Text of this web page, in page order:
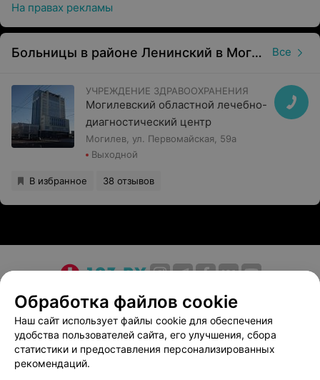
На правах рекламы
Больницы в районе Ленинский в Могилеве Все
УЧРЕЖДЕНИЕ ЗДРАВООХРАНЕНИЯ
Могилевский областной лечебно-
диагностический центр
Могилев, ул. Первомайская, 59а
Выходной
В избранное 38 отзывов
О проекте Новости проекта
Размещение рекламы
Медицинский маркетинг
Публичный договор
Пользовательское соглашение
Способы оплаты
Вакансии
Партнеры
Обработка файлов cookie
Наш сайт использует файлы cookie для обеспечения
удобства пользователей сайта, его улучшения, сбора
статистики и предоставления персонализированных
рекомендаций.